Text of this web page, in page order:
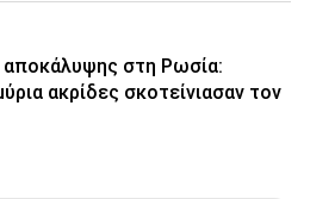
αποκάλυψης στη Ρωσία:
ακρίδες σκοτείνιασαν τον